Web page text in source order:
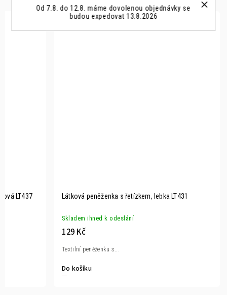
Od 7.8. do 12.8. máme dovolenou objednávky se
budou expedovat 13.8.2026
LT437 Látková peněženka s řetízkem, lebka LT431
Skladem ihned k odeslání
129 Kč
Do košíku
Textilní peněženku s...